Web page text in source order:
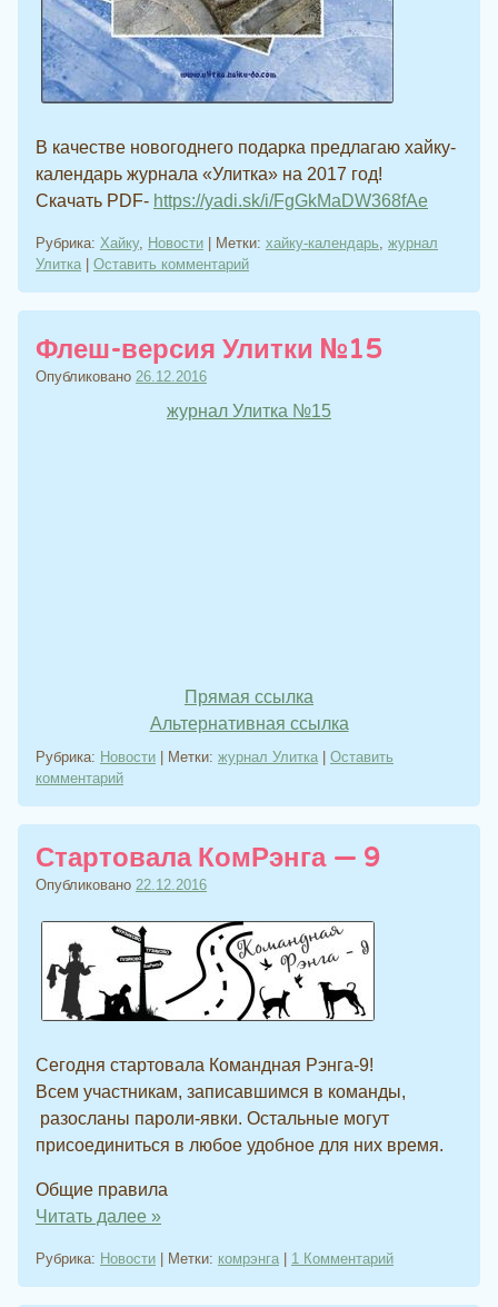
В качестве новогоднего подарка предлагаю хайку-
календарь журнала «Улитка» на 2017 год!
Скачать PDF- https://yadi.sk/i/FgGkMaDW368fAe
Рубрика: Хайку, Новости Метки: хайку-календарь журнал
Улитка
Оставить комментарий
Флеш-версия Улитки №15
Опубликовано 26.12.2016
журнал Улитка №15
Прямая ссылка
Альтернативная ссылка
Рубрика: Новости Метки: журнал Улитка
Оставить
комментарий
Стартовала КомРэнга — 9
Опубликовано 22.12.2016
Сегодня стартовала Командная Рэнга-9!
Всем участникам, записавшимся в команды,
разосланы пароли-явки. Остальные могут
присоединиться в любое удобное для них время.
Общие правила
Читать далее »
Рубрика: Новости Метки: комрэнга 1 Комментарий